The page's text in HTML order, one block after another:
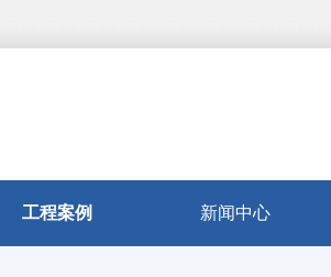
工程案例 新闻中心